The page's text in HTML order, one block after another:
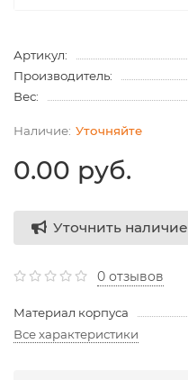
Артикул:
Производитель:
Вес:
Уточняйте
0.00 руб.
Уточнить наличие
0 отзывов
Материал корпуса
Все характеристики